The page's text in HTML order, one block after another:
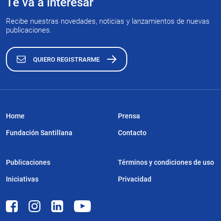
Recibe nuestras novedades, noticias y lanzamientos de nuevas
publicaciones.
QUIERO REGISTRARME
Home
Fundación Santillana
Publicaciones
Iniciativas
Prensa
Contacto
Términos y condiciones de uso
Privacidad